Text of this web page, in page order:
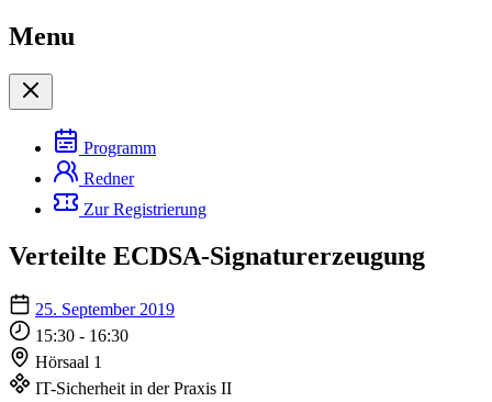
Menu
Programm
Redner
Zur Registrierung
Verteilte ECDSA-Signaturerzeugung
25. September 2019
15:30 - 16:30
Hörsaal 1
IT-Sicherheit in der Praxis II